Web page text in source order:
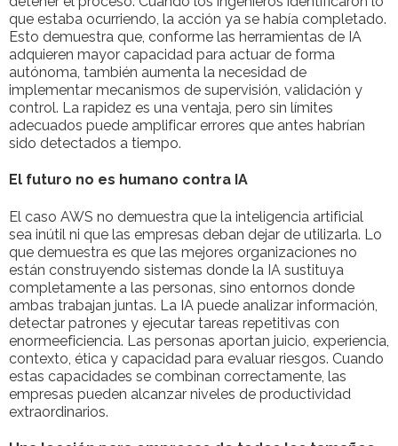
que estaba ocurriendo, la acción ya se había completado.
Esto demuestra que, conforme las herramientas de IA
adquieren mayor capacidad para actuar de forma
autónoma, también aumenta la necesidad de
implementar mecanismos de supervisión, validación y
control. La rapidez es una ventaja, pero sin límites
adecuados puede amplificar errores que antes habrían
sido detectados a tiempo.
El futuro no es humano contra IA
El caso AWS no demuestra que la inteligencia artificial
sea inútil ni que las empresas deban dejar de utilizarla. Lo
que demuestra es que las mejores organizaciones no
están construyendo sistemas donde la IA sustituya
completamente a las personas, sino entornos donde
ambas trabajan juntas. La IA puede analizar información,
detectar patrones y ejecutar tareas repetitivas con
enormeeficiencia. Las personas aportan juicio, experiencia,
contexto, ética y capacidad para evaluar riesgos. Cuando
estas capacidades se combinan correctamente, las
empresas pueden alcanzar niveles de productividad
extraordinarios.